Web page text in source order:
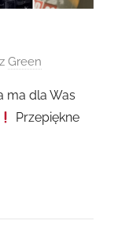
Green
ma dla Was
Przepiękne